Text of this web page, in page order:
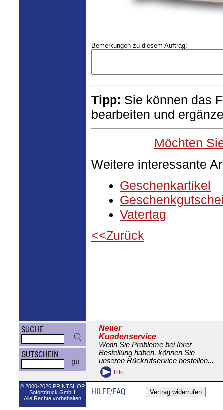
Bemerkungen zu diesem Auftrag:
Tipp: Sie können das
bearbeiten und
Möchten
Weitere interessante
Geschenkartikel
Vatertag
<<Zurück
SUCHE
GUTSCHEIN
Neuer
Kundenservice
Wenn Sie Probleme bei Ihrer
Bestellung haben, können Sie
unseren Rückrufservice bestellen...
Info
© 2000-2026 PRINTSHOP
Sofortdruck GmbH
Alle Rechte vorbehalten
HILFE/FAQ